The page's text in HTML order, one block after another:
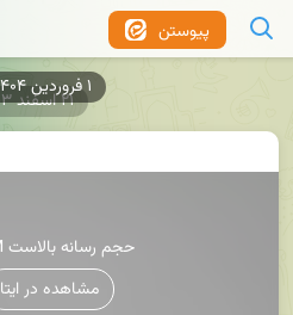
پیوستن
7.4M حجم رسانه بالاست
مشاهده در ایتا
۲۱ اسفند ۱۴۰۳